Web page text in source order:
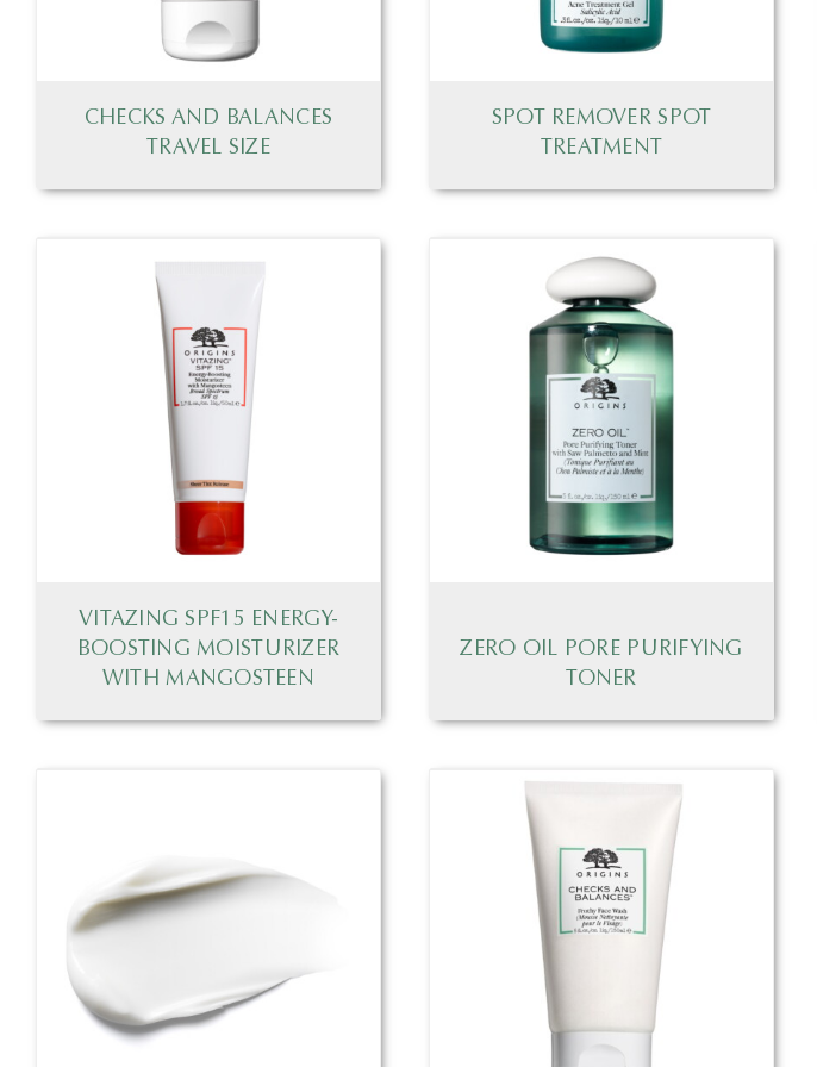
CHECKS AND BALANCES
TRAVEL SIZE
SPOT REMOVER SPOT
TREATMENT
VITAZING SPF15 ENERGY-
BOOSTING MOISTURIZER
WITH MANGOSTEEN
ZERO OIL PORE PURIFYING
TONER